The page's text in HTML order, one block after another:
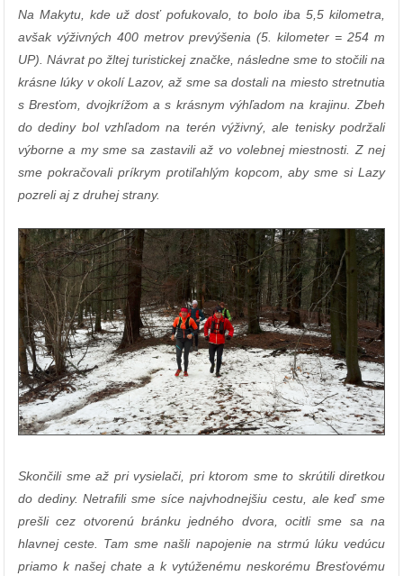
Na Makytu, kde už dosť pofukovalo, to bolo iba 5,5 kilometra,
avšak výživných 400 metrov prevýšenia (5. kilometer = 254 m
UP). Návrat po žltej turistickej značke, následne sme to stočili na
krásne lúky v okolí Lazov, až sme sa dostali na miesto stretnutia
s Bresťom, dvojkrížom a s krásnym výhľadom na krajinu. Zbeh
do dediny bol vzhľadom na terén výživný, ale tenisky podržali
výborne a my sme sa zastavili až vo volebnej miestnosti. Z nej
sme pokračovali príkrym protiľahlým kopcom, aby sme si Lazy
pozreli aj z druhej strany.
Skončili sme až pri vysielači, pri ktorom sme to skrútili diretkou
do dediny. Netrafili sme síce najvhodnejšiu cestu, ale keď sme
prešli cez otvorenú bránku jedného dvora, ocitli sme sa na
hlavnej ceste. Tam sme našli napojenie na strmú lúku vedúcu
priamo k našej chate a k vytúženému neskorému Bresťovému